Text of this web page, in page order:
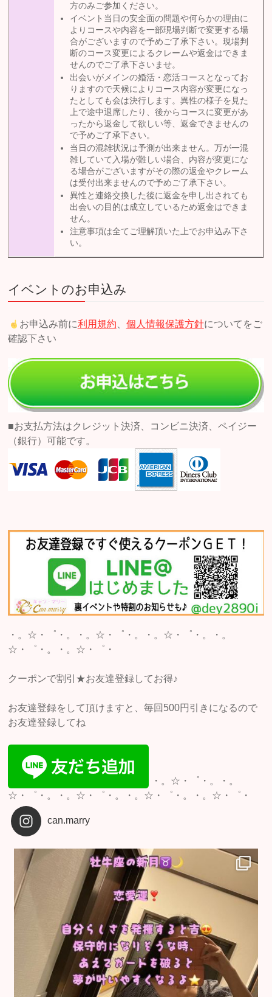
方のみご参加ください。
イベント当日の安全面の問題や何らかの理由に
よりコースや内容を一部現場判断で変更する場
合がございますので予めご了承下さい。現場判
断のコース変更によるクレームや返金はできま
せんのでご了承下さいませ。
出会いがメインの婚活・恋活コースとなってお
りますので天候によりコース内容が変更になっ
たとしても会は決行します。異性の様子を見た
上で途中退席したり、後からコースに変更があ
ったから返金して欲しい等、返金できませんの
で予めご了承下さい。
当日の混雑状況は予測が出来ません。万が一混
雑していて入場が難しい場合、内容が変更にな
る場合がございますがその際の返金やクレーム
は受付出来ませんので予めご了承下さい。
異性と連絡交換した後に返金を申し出されても
出会いの目的は成立しているため返金はできま
せん。
注意事項は全てご理解頂いた上でお申込み下さ
い。
イベントのお申込み
お申込み前に利用規約 個人情報保護方針についてをご
確認下さい
■お支払方法はクレジット決済、コンビニ決済、ペイジー
（銀行）可能です。
・。☆・゜・。・。☆・゜・。・。☆・゜・。・。
☆・゜・。・。☆・゜・
クーポンで割引★お友達登録してお得♪
お友達登録をして頂けますと、毎回500円引きになるので
お友達登録してね
・。☆・゜・。・。
☆・゜・。・。☆・゜・。・。☆・゜・。・。☆・゜・
can.marry